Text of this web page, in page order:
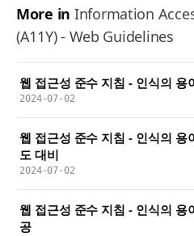
More in Information
(A11Y) - Web Guidelines
웹 접근성 준수 지침 - 인식의 용
2024-07-02
웹 접근성 준수 지침 - 인식의 용
도 대비
2024-07-02
웹 접근성 준수 지침 - 인식의 용
공